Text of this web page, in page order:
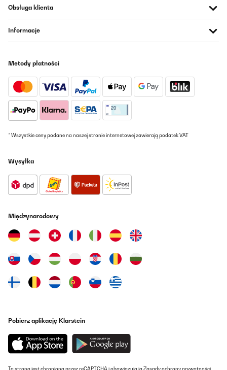
Obsługa klienta
Informacje
Metody płatności
* Wszystkie ceny podane na naszej stronie internetowej zawierają podatek VAT
Wysyłka
Międzynarodowy
Pobierz aplikację Klarstein
Ta strona jest chroniona przez reCAPTCHA i obowiązują ją Zasady ochrony prywatności